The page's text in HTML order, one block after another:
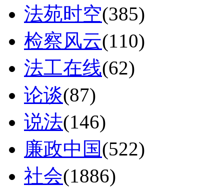
法苑时空(385)
检察风云(110)
法工在线(62)
论谈(87)
说法(146)
廉政中国(522)
社会(1886)